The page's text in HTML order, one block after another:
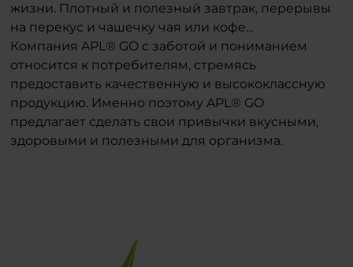
жизни. Плотный и полезный завтрак, перерывы
на перекус и чашечку чая или кофе...
Компания APL® GO с заботой и пониманием
относится к потребителям, стремясь
предоставить качественную и высококлассную
продукцию. Именно поэтому APL® GO
предлагает сделать свои привычки вкусными,
здоровыми и полезными для организма.